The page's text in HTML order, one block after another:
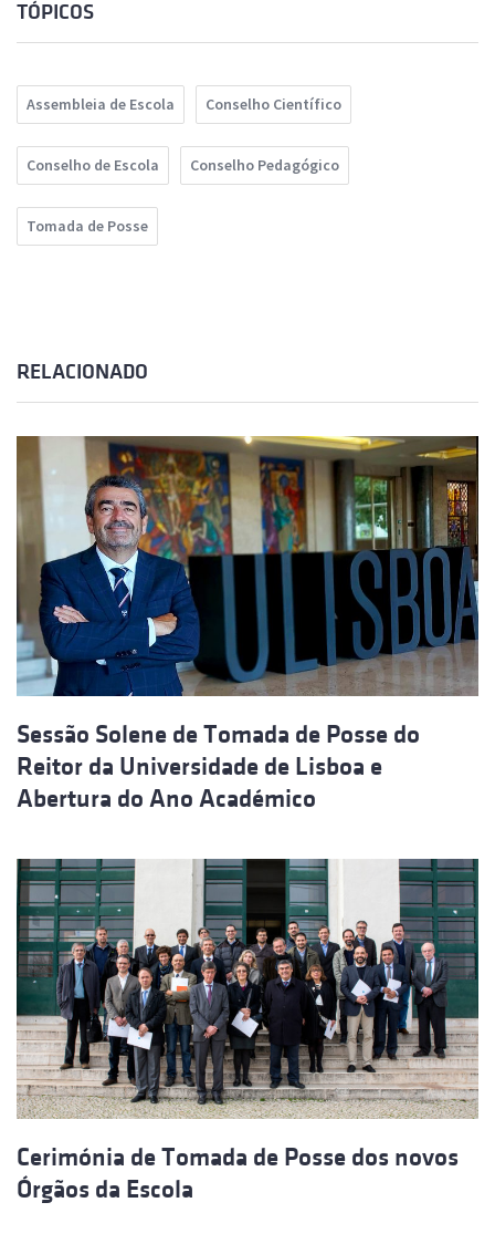
TÓPICOS
Assembleia de Escola Conselho Científico
Conselho de Escola Conselho Pedagógico
Tomada de Posse
RELACIONADO
Sessão Solene de Tomada de Posse do
Reitor da Universidade de Lisboa e
Abertura do Ano Académico
Cerimónia de Tomada de Posse dos novos
Órgãos da Escola